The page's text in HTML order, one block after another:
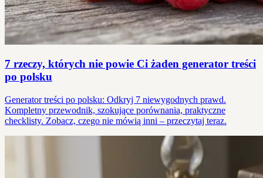
7 rzeczy, których nie powie Ci żaden generator treści
po polsku
Generator treści po polsku: Odkryj 7 niewygodnych prawd.
Kompletny przewodnik, szokujące porównania, praktyczne
checklisty. Zobacz, czego nie mówią inni – przeczytaj teraz.